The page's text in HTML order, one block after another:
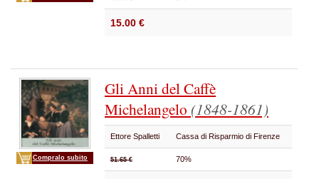
15.00 €
Compralo subito
Gli Anni del Caffè
Michelangelo (1848-1861)
Ettore Spalletti Cassa di Risparmio di Firenze
51.65 € 70%